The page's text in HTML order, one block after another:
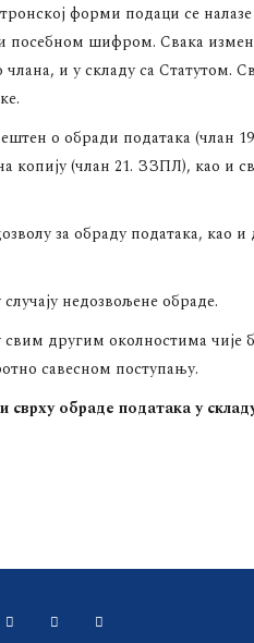
форми подаци се
посебном шифром. Свака
и у складу са Статутом.
о обради података (члан
копију (члан 21. ЗЗПЛ), као и
за обраду података, као и
недозвољене обраде.
другим околностима чије
савесном поступању.
обраде података у